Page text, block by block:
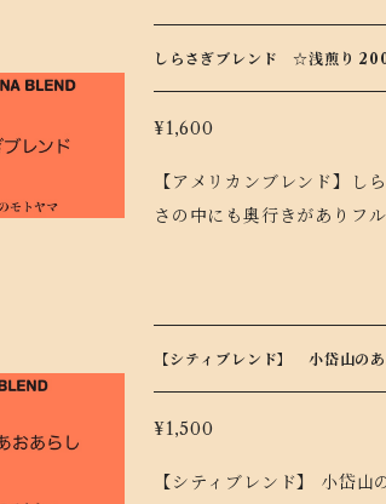
しらさぎブレンド ☆浅煎り
¥1,600
【アメリカンブレンド】しらさぎブ
さの中にも奥行きがありフ
【シティブレンド】 小岱山の
¥1,500
【シティブレンド】 小岱山のあおあ